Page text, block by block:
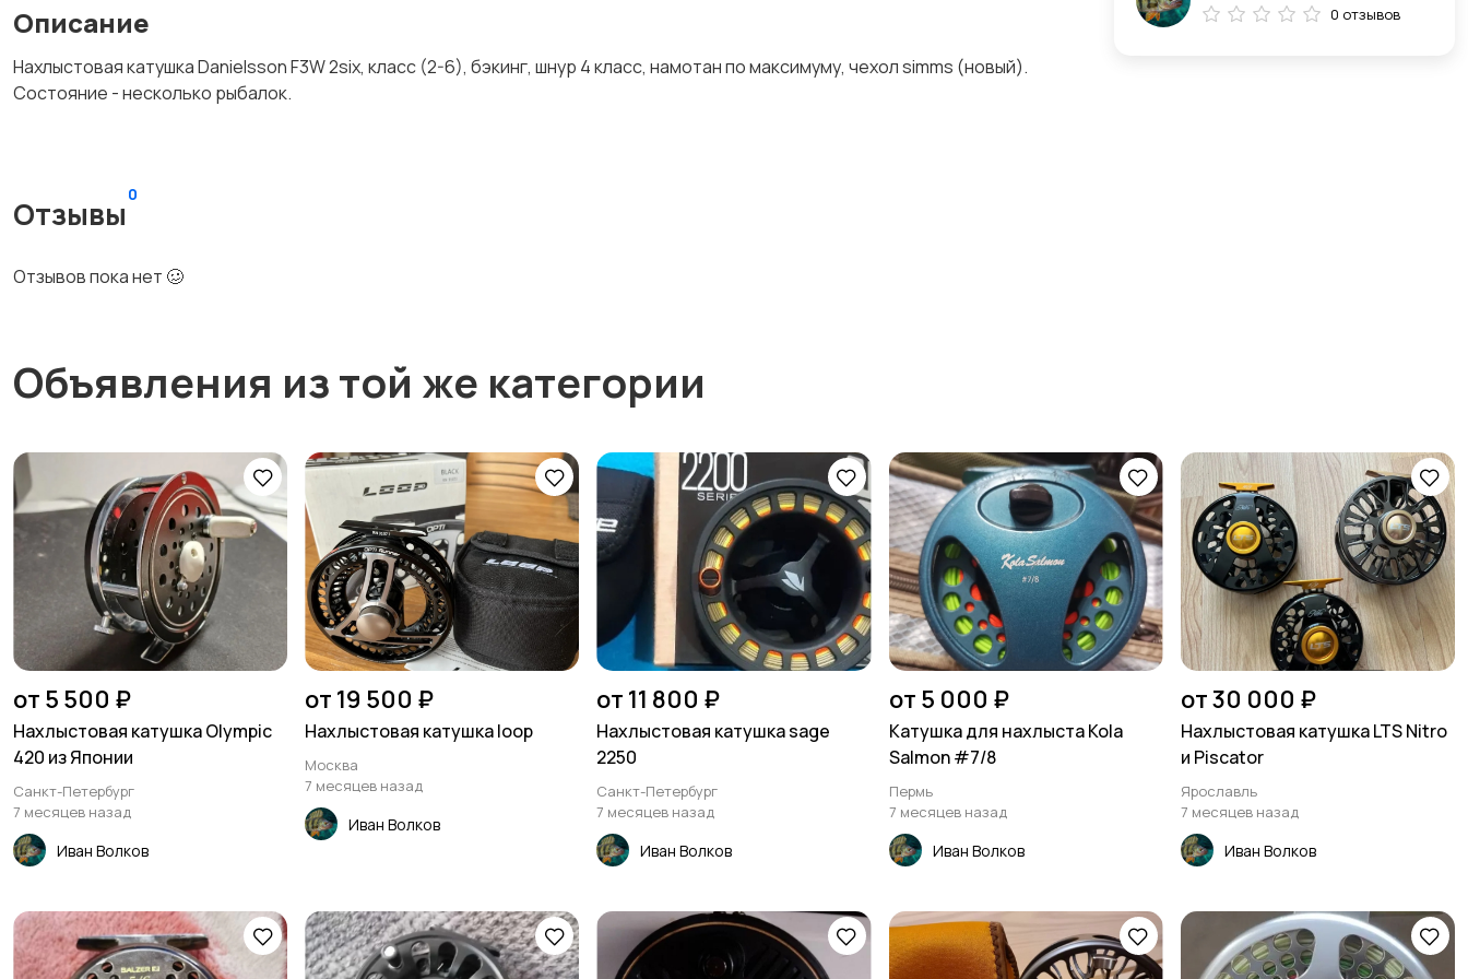
Описание
Нахлыстовая катушка Danielsson F3W 2six, класс (2-6), бэкинг, шнур 4 класс, намотан по максимуму, чехол simms (новый).
Состояние - несколько рыбалок.
Отзывы
0
Отзывов пока нет 🥴
0 отзывов
Объявления из той же категории
от 5 500 ₽
Нахлыстовая катушка Olympic
420 из Японии
Санкт-Петербург
7 месяцев назад
Иван Волков
от 19 500 ₽
Нахлыстовая катушка loop
Москва
7 месяцев назад
Иван Волков
от 11 800 ₽
Нахлыстовая катушка sage
2250
Санкт-Петербург
7 месяцев назад
Иван Волков
от 5 000 ₽
Катушка для нахлыста Kola
Salmon #7/8
Пермь
7 месяцев назад
Иван Волков
от 30 000 ₽
Нахлыстовая катушка LTS Nitro
и Piscator
Ярославль
7 месяцев назад
Иван Волков